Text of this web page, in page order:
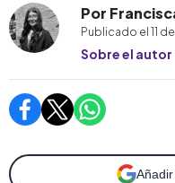
Por
Publicado el 11
Sobre el autor